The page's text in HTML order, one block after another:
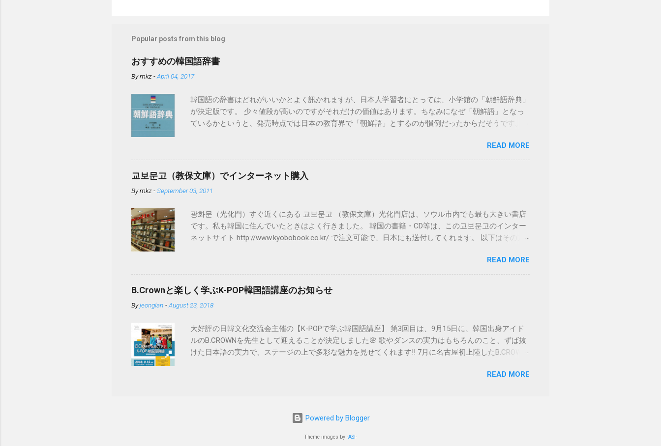
Popular posts from this blog
おすすめの韓国語辞書
Bymkz -April 04, 2017
韓国語の辞書はどれがいいかとよく訊かれますが、日本人学習者にとっては、小学館の「朝鮮語辞典」
が決定版です。 少々値段が高いのですがそれだけの価値はあります。ちなみになぜ「朝鮮語」となっ
ているかというと、発売時点では日本の教育界で「朝鮮語」とするのが慣例だったからだそうです。も
典」が入っているものはカシオから出ています。 必要以上の高機能・辞書数でこちらも値段が高めで
すが、下記の「日韓辞典」も入っているのでおすすめです。 日韓辞典のおすすめははこちら。小学館
「日韓辞典」 「朝鮮語辞典」とセットになる日韓辞典です。朝鮮語辞典と同じく実に詳しく解説され
ています。 ※iPhone用アプリも出ました。 https://www.monokakido.jp/foreign/korean/ 関連記事 - 朝鮮
語辞典とNEW-ACE韓日辞典の違い
READ MORE
교보문고（教保文庫）でインターネット購入
Bymkz -September 03, 2011
광화문（光化門）すぐ近くにある 교보문고 （教保文庫）光化門店は、ソウル市内でも最も大きい書店
です。私も韓国に住んでいたときはよく行きました。 韓国の書籍・CD等は、この교보문고のインター
ネットサイト http://www.kyobobook.co.kr/ で注文可能で、日本にも送付してくれます。 以下はその方
Internet Explorerを使用していると思いますので問題はありません。韓国のサイトはInternet Explorerを
使用しないと正しく動作しない場合が多いです。 ①まずは会員加入です。 サイト画面最上部の“회원가
입（会員加入）”をクリックします。 교보문고と핫트랙스の同時加入になりますがよろしいですか、と
いう確認画面です。 ※핫트랙스とは、교보문고内にあるCDや文房具を販売している店です。 “가입계
속하기（加入手続継続）”をクリックします。 会員の種類を選択します。 日本在住日本人の場合
チェック（v）します。 ●용약관에 동의합니다.（利用約款に同意します。） ●수집하는 개인정보 항목
에 동의합니다.（収集する個人情報項目に同意します。） ●개인정보 수집 및 이용목적에 동의합니다.
（個人情報収集および利用目的に同意します。） ●개인정보 보유 및 이용기간에 동의합니다.（個人情
画面です。 次の表のように入力します。 이름（名前） 名前をアルファベットで入力します。 성별
します。 비밀번호（パスワード） 5~10文字の英小文字と数字で入力します。※類推されやすいパスワ
READ MORE
B.Crownと楽しく学ぶK-POP韓国語講座のお知らせ
Byjeonglan -August 23, 2018
大好評の日韓文化交流会主催の【K-POPで学ぶ韓国語講座】 第3回目は、9月15日に、韓国出身アイド
ルのB.CROWNを先生として迎えることが決定しました🌸 歌やダンスの実力はもちろんのこと、ずば抜
けた日本語の実力で、ステージの上で多彩な魅力を見せてくれます!! 7月に名古屋初上陸したB.CROWN
座に参加ご希望の方は、8/31までに参加申請をお願いします。 参加申し込みは、以下のフォームより
沢カンマ―ザール2F（愛知県稲沢市西町2-16-2） 名鉄国府宮駅よりタクシーで約5分 カンマ
―ザール外観（2Fホール） 参加費： 日韓文化交流会会員およびHaHaHa韓国語学院生徒 1,000円 今回
READ MORE
Powered by Blogger
Theme images by -ASI-